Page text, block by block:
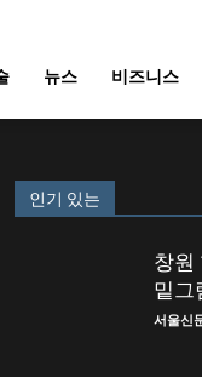
뉴스 비즈니스
인기 있는
창원
밑그
서울신